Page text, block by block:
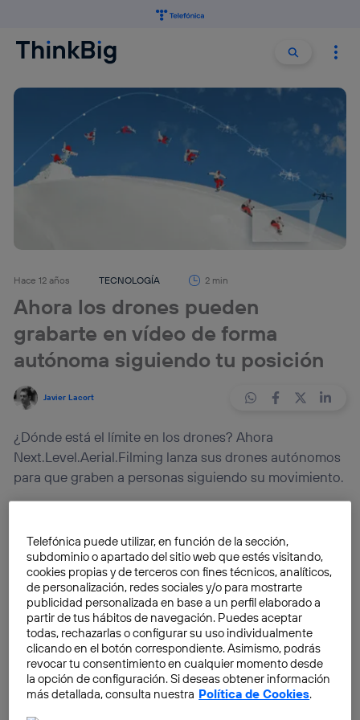
Buscar
Hace 12 años TECNOLOGÍA 2 min
Ahora los drones pueden
grabarte en vídeo de forma
autónoma siguiendo tu posición
Javier Lacort
¿Dónde está el límite en los drones? Ahora
Next.Level.Aerial.Filming lanza sus drones autónomos
para que graben a personas siguiendo su movimiento.
drone«. Estas máquinas han visto incrementada su
popularidad, posibilidades de uso y planes con ellas
por parte de grandes tecnológicas que les han hecho
saltar a la fama de forma inesperada. También por el
hecho de que en muchos casoslos drones han
pasado de usos militares a usos casi domésticos,
directamente relacionados con usuariosque ven
cómo pueden hacer uso de ellos.
Telefónica puede utilizar, en función de la sección,
subdominio o apartado del sitio web que estés visitando,
cookies propias y de terceros con fines técnicos, analíticos,
de personalización, redes sociales y/o para mostrarte
publicidad personalizada en base a un perfil elaborado a
partir de tus hábitos de navegación. Puedes aceptar
todas, rechazarlas o configurar su uso individualmente
clicando en el botón correspondiente. Asimismo, podrás
revocar tu consentimiento en cualquier momento desde
la opción de configuración. Si deseas obtener información
más detallada, consulta nuestra Política de Cookies.